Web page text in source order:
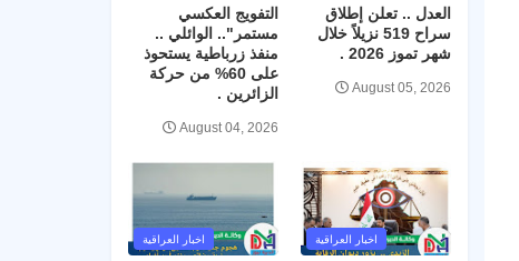
العدل .. تعلن إطلاق
سراح 519 نزيلاً خلال
شهر تموز 2026 .
August 05, 2026
التفويج العكسي
مستمر".. الوائلي ..
منفذ زرباطية يستحوذ
على 60% من حركة
الزائرين .
August 04, 2026
اخبار العراقية اخبار العراقية